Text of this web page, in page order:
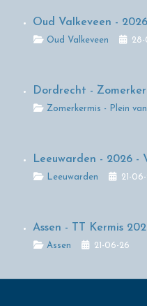
Oud Valkeveen -
DetailsOud Valkeveen
Dordrecht -
Details
Zomerkermis - Plein
Leeuwarden - 2026 -
DetailsLeeuwarden 21-
Assen - TT Kermis
Details
Assen 21-06-26